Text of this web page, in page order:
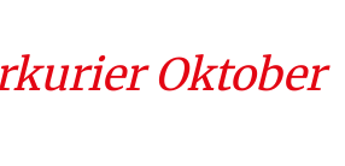
Oktober